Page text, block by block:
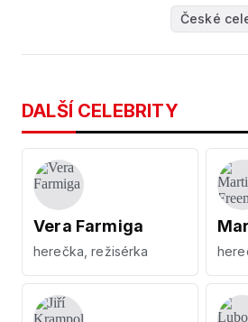
České
DALŠÍ CELEBRITY
Vera Farmiga
herečka, režisérka